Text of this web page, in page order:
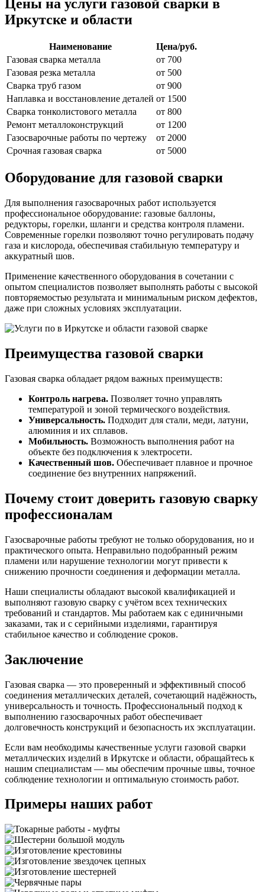
Цены на услуги газовой сварки в
Иркутске и области
Наименование
Цена/руб.
Газовая сварка металла
от 700
Газовая резка металла
от 500
Сварка труб газом
от 900
Наплавка и восстановление деталей от 1500
Сварка тонколистового металла
от 800
Ремонт металлоконструкций
от 1200
Газосварочные работы по чертежу
от 2000
Срочная газовая сварка
от 5000
Оборудование для газовой сварки
Для выполнения газосварочных работ используется
профессиональное оборудование: газовые баллоны,
редукторы, горелки, шланги и средства контроля пламени.
Современные горелки позволяют точно регулировать подачу
газа и кислорода, обеспечивая стабильную температуру и
аккуратный шов.
Применение качественного оборудования в сочетании с
опытом специалистов позволяет выполнять работы с высокой
повторяемостью результата и минимальным риском дефектов,
даже при сложных условиях эксплуатации.
Преимущества газовой сварки
Газовая сварка обладает рядом важных преимуществ:
Контроль нагрева. Позволяет точно управлять
температурой и зоной термического воздействия.
Универсальность. Подходит для стали, меди, латуни,
алюминия и их сплавов.
Мобильность. Возможность выполнения работ на
объекте без подключения к электросети.
Качественный шов. Обеспечивает плавное и прочное
соединение без внутренних напряжений.
Почему стоит доверить газовую сварку
профессионалам
Газосварочные работы требуют не только оборудования, но и
практического опыта. Неправильно подобранный режим
пламени или нарушение технологии могут привести к
снижению прочности соединения и деформации металла.
Наши специалисты обладают высокой квалификацией и
выполняют газовую сварку с учётом всех технических
требований и стандартов. Мы работаем как с единичными
заказами, так и с серийными изделиями, гарантируя
стабильное качество и соблюдение сроков.
Заключение
Газовая сварка — это проверенный и эффективный способ
соединения металлических деталей, сочетающий надёжность,
универсальность и точность. Профессиональный подход к
выполнению газосварочных работ обеспечивает
долговечность конструкций и безопасность их эксплуатации.
Если вам необходимы качественные услуги газовой сварки
металлических изделий в Иркутске и области, обращайтесь к
нашим специалистам — мы обеспечим прочные швы, точное
соблюдение технологии и оптимальную стоимость работ.
Примеры наших работ